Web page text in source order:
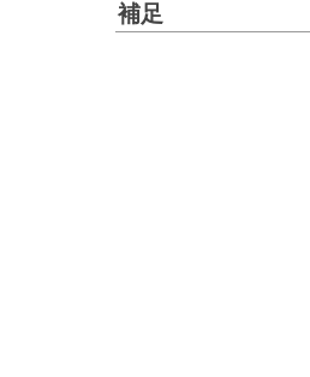
補足